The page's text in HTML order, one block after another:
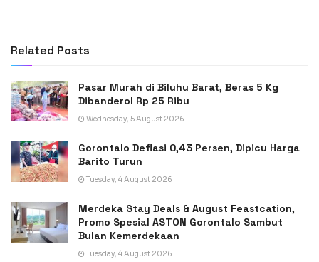
Related Posts
Pasar Murah di Biluhu Barat, Beras 5 Kg
Dibanderol Rp 25 Ribu
Wednesday, 5 August 2026
Gorontalo Deflasi 0,43 Persen, Dipicu Harga
Barito Turun
Tuesday, 4 August 2026
Merdeka Stay Deals & August Feastcation,
Promo Spesial ASTON Gorontalo Sambut
Bulan Kemerdekaan
Tuesday, 4 August 2026